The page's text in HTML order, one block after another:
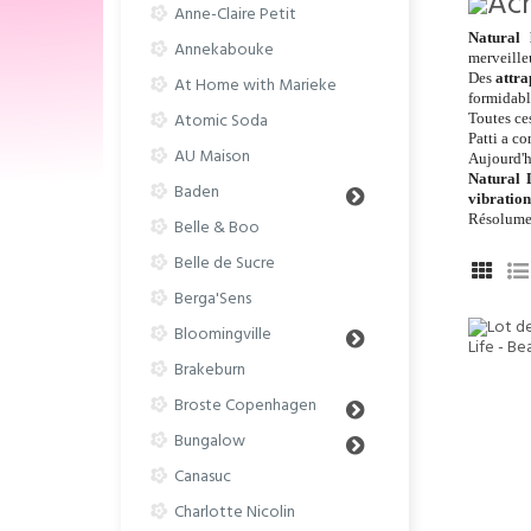
Anne-Claire Petit
Annekabouke
At Home with Marieke
Atomic Soda
AU Maison
Baden
Belle & Boo
Belle de Sucre
Berga'Sens
Bloomingville
Brakeburn
Broste Copenhagen
Bungalow
Canasuc
Charlotte Nicolin
Natural
Des
Toutes
Patti a
Natural